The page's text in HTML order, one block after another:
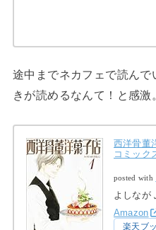
途中までネカフェで読ん
きが読めるなんて！と感激
西洋骨董
コミック
posted with
よしなが
Amazon
楽天ブ